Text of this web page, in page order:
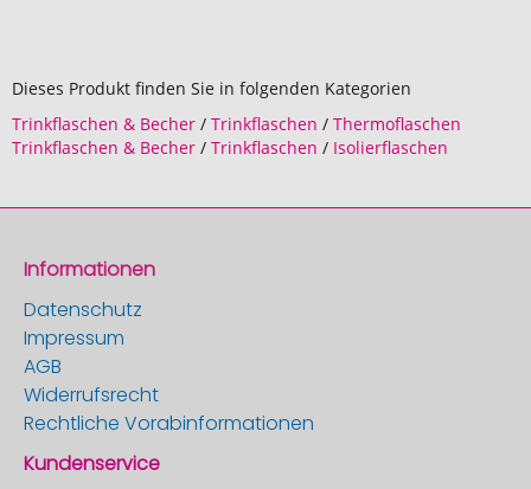
Dieses Produkt finden Sie in folgenden Kategorien
Trinkflaschen & Becher / Trinkflaschen / Thermoflaschen
Trinkflaschen & Becher / Trinkflaschen / Isolierflaschen
Informationen
Datenschutz
Impressum
AGB
Widerrufsrecht
Rechtliche Vorabinformationen
Kundenservice